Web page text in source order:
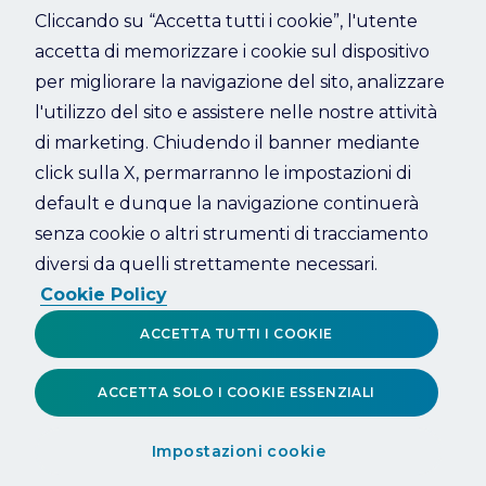
Refresh
Cliccando su “Accetta tutti i cookie”, l'utente
accetta di memorizzare i cookie sul dispositivo
per migliorare la navigazione del sito, analizzare
l'utilizzo del sito e assistere nelle nostre attività
di marketing. Chiudendo il banner mediante
click sulla X, permarranno le impostazioni di
default e dunque la navigazione continuerà
senza cookie o altri strumenti di tracciamento
diversi da quelli strettamente necessari.
Cookie Policy
Impostazioni cookie
ACCETTA SOLO I COOKIE ESSENZIALI
ACCETTA TUTTI I COOKIE